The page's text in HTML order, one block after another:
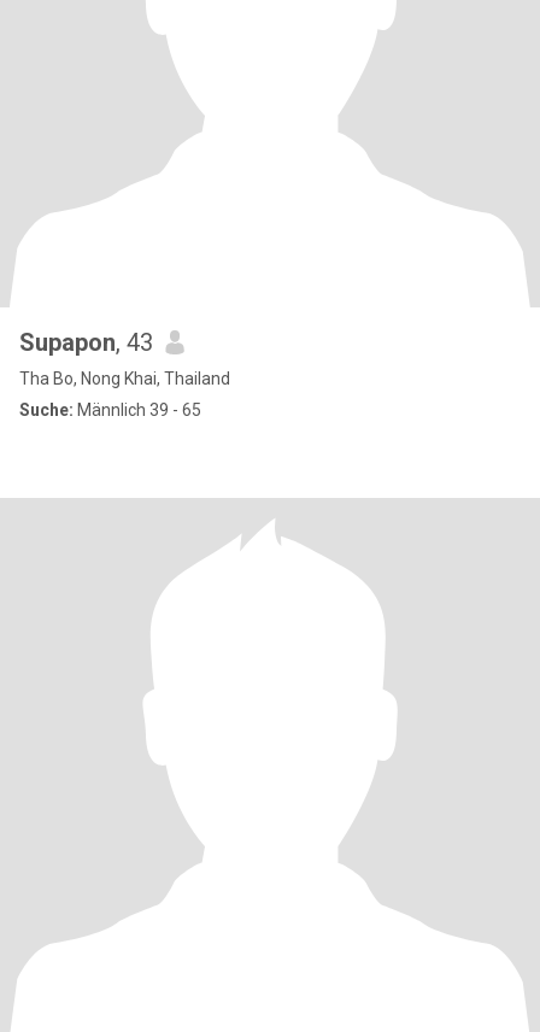
Supapon, 43
Tha Bo, Nong Khai, Thailand
Suche: Männlich 39 - 65